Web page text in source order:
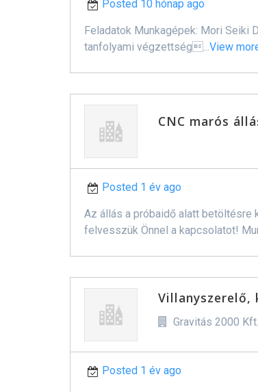
Posted 10 hónap ago
Feladatok Munkagépek: Mori Seiki
tanfolyami végzettség...View
CNC marós
Posted 1 év ago
Az állás a próbaidő alatt betöltésre
felvesszük Önnel a kapcsolatot!
Villanyszerelő,
Gravitás 2000 Kft.
Posted 1 év ago